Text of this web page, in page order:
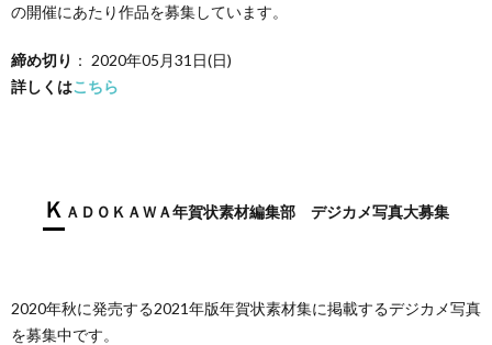
の開催にあたり作品を募集しています。
締め切り ： 2020年05月31日(日)
詳しくはこちら
Ｋ ＡＤＯＫＡＷＡ年賀状素材編集部 デジカメ写真大募集
2020年秋に発売する2021年版年賀状素材集に掲載するデジカメ写真
を募集中です。